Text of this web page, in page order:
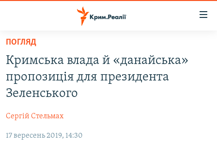
Перейти
основного
матеріалу
Перейти
до
основної
навігації
Перейти
ВОДА.КРИМ
ВІДЕО ТА ФОТО
БЛОГИ
ПОГЛЯД
ПОГЛЯД
Кримська влада й «данайська»
пропозиція для президента
Зеленського
Сергій Стельмах
17 вересень 2019, 14:30